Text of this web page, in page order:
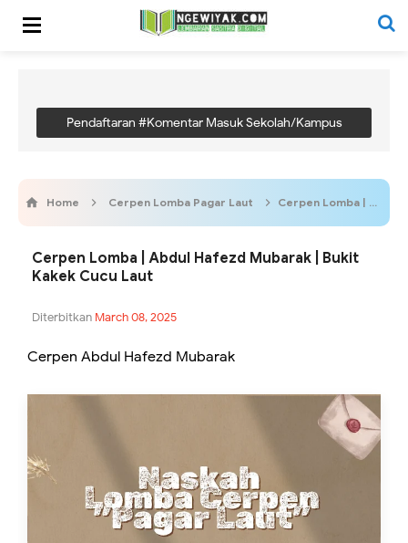
Pendaftaran #Komentar Masuk Sekolah/Kampus
Home Cerpen Lomba Pagar Laut Cerpen Lomba | Abdul Hafezd Mubarak | Bukit Kakek Cucu Laut
Cerpen Lomba | Abdul Hafezd Mubarak | Bukit
Kakek Cucu Laut
Diterbitkan March 08, 2025
Cerpen Abdul Hafezd Mubarak